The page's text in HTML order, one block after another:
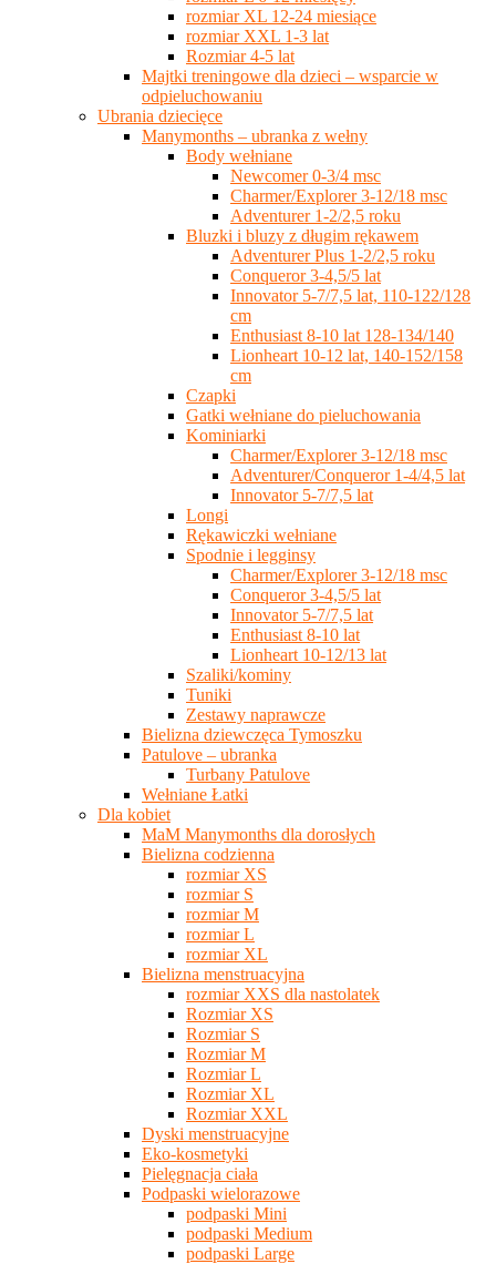
rozmiar XL 12-24 miesiące
rozmiar XXL 1-3 lat
Rozmiar 4-5 lat
Majtki treningowe dla dzieci – wsparcie w
odpieluchowaniu
Ubrania dziecięce
Manymonths – ubranka z wełny
Body wełniane
Newcomer 0-3/4 msc
Charmer/Explorer 3-12/18 msc
Adventurer 1-2/2,5 roku
Bluzki i bluzy z długim rękawem
Adventurer Plus 1-2/2,5 roku
Conqueror 3-4,5/5 lat
Innovator 5-7/7,5 lat, 110-122/128
cm
Enthusiast 8-10 lat 128-134/140
Lionheart 10-12 lat, 140-152/158
cm
Czapki
Gatki wełniane do pieluchowania
Kominiarki
Charmer/Explorer 3-12/18 msc
Adventurer/Conqueror 1-4/4,5 lat
Innovator 5-7/7,5 lat
Longi
Rękawiczki wełniane
Spodnie i legginsy
Charmer/Explorer 3-12/18 msc
Conqueror 3-4,5/5 lat
Innovator 5-7/7,5 lat
Enthusiast 8-10 lat
Lionheart 10-12/13 lat
Szaliki/kominy
Tuniki
Zestawy naprawcze
Bielizna dziewczęca Tymoszku
Patulove – ubranka
Turbany Patulove
Wełniane Łatki
Dla kobiet
MaM Manymonths dla dorosłych
Bielizna codzienna
rozmiar XS
rozmiar S
rozmiar M
rozmiar L
rozmiar XL
Bielizna menstruacyjna
rozmiar XXS dla nastolatek
Rozmiar XS
Rozmiar S
Rozmiar M
Rozmiar L
Rozmiar XL
Rozmiar XXL
Dyski menstruacyjne
Eko-kosmetyki
Pielęgnacja ciała
Podpaski wielorazowe
podpaski Mini
podpaski Medium
podpaski Large